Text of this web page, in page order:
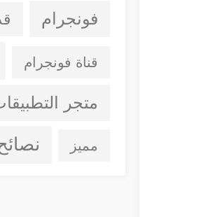
فونجرام
قناة فونجرام
متجر
مميز